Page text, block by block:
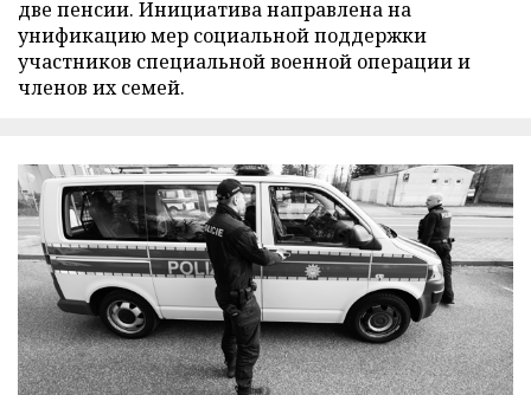
две пенсии. Инициатива направлена на
унификацию мер социальной поддержки
участников специальной военной операции и
членов их семей.